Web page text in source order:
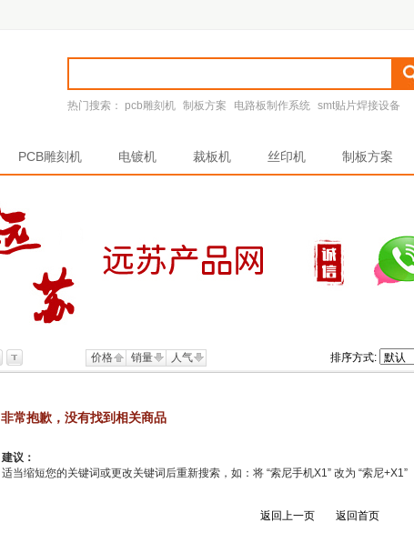
热门搜索： pcb雕刻机 制板方案 电路板制作系统 smt贴片焊接设备
PCB雕刻机 电镀机 裁板机 丝印机 制板方案
价格 销量 人气 排序方式:
非常抱歉，没有找到相关商品
建议：
适当缩短您的关键词或更改关键词后重新搜索，如：将 “索尼手机X1” 改为 “索尼+X1”
返回上一页 返回首页